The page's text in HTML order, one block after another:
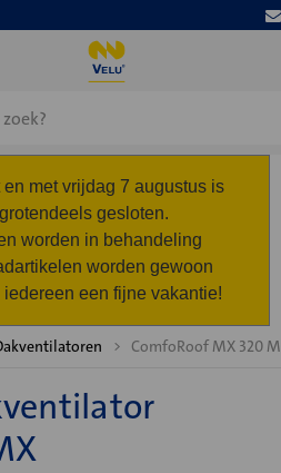
met vrijdag 7 augustus is
gesloten.
worden in behandeling
worden gewoon
een fijne vakantie!
ComfoRoof MX 320